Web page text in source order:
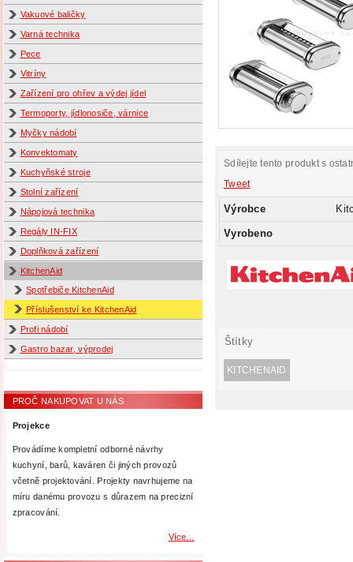
Vakuové baličky
Varná technika
Pece
Vitríny
Zařízení pro ohřev a výdej jídel
Termoporty, jídlonosiče, várnice
Myčky nádobí
Konvektomaty
Kuchyňské stroje
Stolní zařízení
Nápojová technika
Regály IN-FIX
Doplňková zařízení
KitchenAid
Spotřebiče KitchenAid
Příslušenství ke KitchenAid
Profi nádobí
Gastro bazar, výprodej
PROČ NAKUPOVAT U NÁS
Projekce
Provádíme kompletní odborné návrhy
kuchyní, barů, kaváren či jiných provozů
včetně projektování. Projekty navrhujeme na
míru danému provozu s důrazem na precizní
zpracování.
Více...
Sdílejte tento produkt s
Tweet
Výrobce
Vyrobeno
Štítky
KITCHENAID